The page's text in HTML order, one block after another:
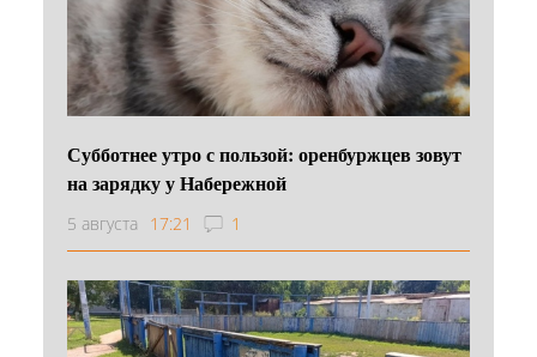
Субботнее утро с пользой: оренбуржцев зовут
на зарядку у Набережной
5 августа 17:21 1